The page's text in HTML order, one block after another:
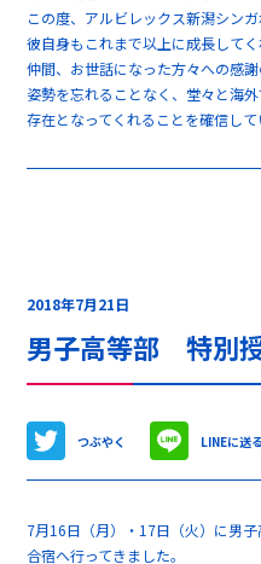
この度、アルビレックス新潟シン
彼自身もこれまで以上に成長して
仲間、お世話になった方々への感
姿勢を忘れることなく、堂々と海
存在となってくれることを確信して
2018年7月21日
男子高等部 特別
つぶやく LINEに送る
7月16日（月）・17日（火）に男
合宿へ行ってきました。